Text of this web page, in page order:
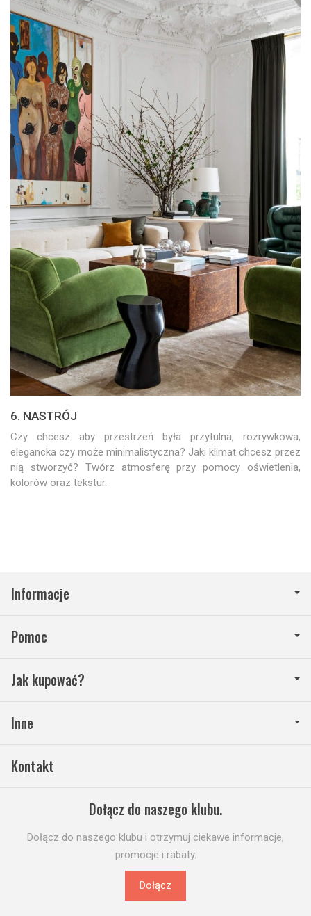
6. NASTRÓJ
Czy chcesz aby przestrzeń była przytulna, rozrywkowa,
elegancka czy może minimalistyczna? Jaki klimat chcesz przez
nią stworzyć? Twórz atmosferę przy pomocy oświetlenia,
kolorów oraz tekstur.
Informacje
Pomoc
Jak kupować?
Inne
Kontakt
Dołącz do naszego klubu.
Dołącz do naszego klubu i otrzymuj ciekawe informacje,
promocje i rabaty.
Dołącz